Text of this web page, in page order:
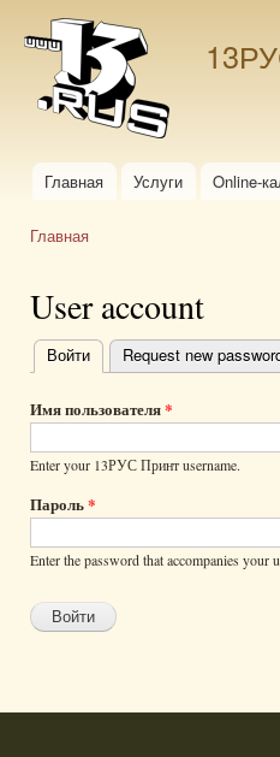
Главное меню
Главная Услуги Online-
Главная
User account
Главные
вкладки
Войти (активная вкладка)
Request new
Имя пользователя*
Enter your 13РУС Принт username.
Пароль*
Enter the password that accompanies your